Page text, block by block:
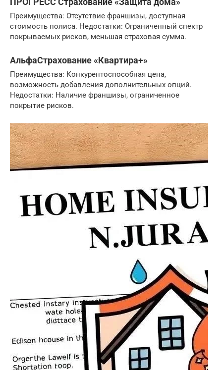
Преимущества: Отсутствие франшизы, доступная
стоимость полиса. Недостатки: Ограниченный спектр
покрываемых рисков, меньшая страховая сумма.
АльфаСтрахование «Квартира+»
Преимущества: Конкурентоспособная цена,
возможность добавления дополнительных опций.
Недостатки: Наличие франшизы, ограниченное
покрытие рисков.